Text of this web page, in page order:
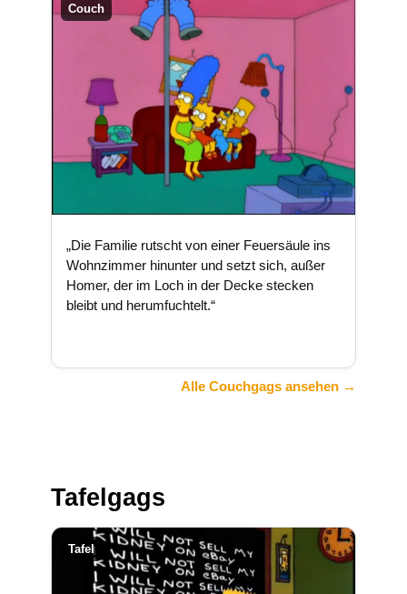
Couch
„Die Familie rutscht von einer Feuersäule ins
Wohnzimmer hinunter und setzt sich, außer
Homer, der im Loch in der Decke stecken
bleibt und herumfuchtelt.“
Alle Couchgags ansehen →
Tafelgags
Tafel